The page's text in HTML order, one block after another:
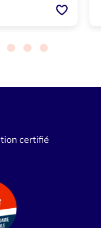
certifié